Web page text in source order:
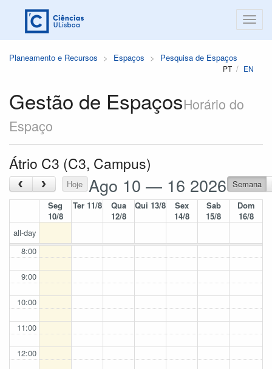
Planeamento e Recursos Espaços Pesquisa de Espaços
PT EN
Gestão de EspaçosHorário do
Espaço
Átrio C3 (C3, Campus)
‹ › Hoje Ago 10 — 16 2026 Semana
Seg
10/8
Ter 11/8
Qua
12/8
Qui 13/8
Sex
14/8
Sab
15/8
Dom
16/8
all-day
8:00
9:00
10:00
11:00
12:00